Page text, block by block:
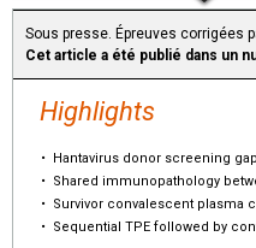
Sous presse. Épreuves corrigées
Cet article a été publié dans un
Highlights
•
Hantavirus donor screening
•
Shared immunopathology
•
Survivor convalescent plasma
•
Sequential TPE followed by